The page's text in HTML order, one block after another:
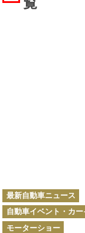
カ
テ
ゴ
リ
ー
最新自動車ニュース
自動車イベント・カー
モーターショー